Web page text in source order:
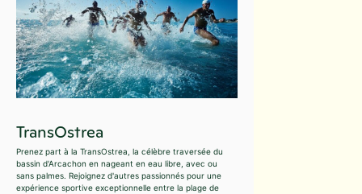
TransOstrea
Prenez part à la TransOstrea, la célèbre traversée du
bassin d'Arcachon en nageant en eau libre, avec ou
sans palmes. Rejoignez d'autres passionnés pour une
expérience sportive exceptionnelle entre la plage de